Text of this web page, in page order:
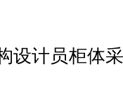
计员柜体采